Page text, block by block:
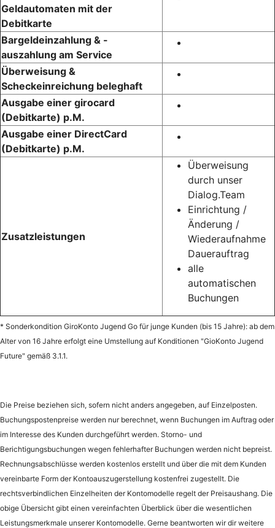
Geldautomaten mit der
Debitkarte
Bargeldeinzahlung & -
auszahlung am Service
Überweisung &
Scheckeinreichung beleghaft
Ausgabe einer girocard
(Debitkarte) p.M.
Ausgabe einer DirectCard
(Debitkarte) p.M.
Zusatzleistungen
Überweisung
durch unser
Dialog.Team
Einrichtung /
Änderung /
Wiederaufnahme
Dauerauftrag
alle
automatischen
Buchungen
* Sonderkondition GiroKonto Jugend Go für junge Kunden (bis 15 Jahre): ab dem
Alter von 16 Jahre erfolgt eine Umstellung auf Konditionen "GioKonto Jugend
Future" gemäß 3.1.1.
Die Preise beziehen sich, sofern nicht anders angegeben, auf Einzelposten.
Buchungspostenpreise werden nur berechnet, wenn Buchungen im Auftrag oder
im Interesse des Kunden durchgeführt werden. Storno- und
Berichtigungsbuchungen wegen fehlerhafter Buchungen werden nicht bepreist.
Rechnungsabschlüsse werden kostenlos erstellt und über die mit dem Kunden
vereinbarte Form der Kontoauszugerstellung kostenfrei zugestellt. Die
rechtsverbindlichen Einzelheiten der Kontomodelle regelt der Preisaushang. Die
obige Übersicht gibt einen vereinfachten Überblick über die wesentlichen
Leistungsmerkmale unserer Kontomodelle. Gerne beantworten wir dir weitere